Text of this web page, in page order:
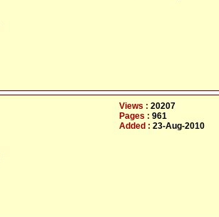
Views : 20207
Pages : 961
Added : 23-Aug-2010